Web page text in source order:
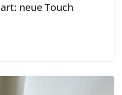
neue Touch